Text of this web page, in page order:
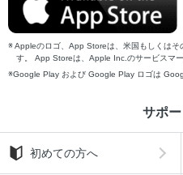
Appleのロゴ、App Storeは、米国もしくは
す。 App Storeは、Apple Inc.のサービスマー
Google Play および Google Play ロゴは
サポ
初めての方へ